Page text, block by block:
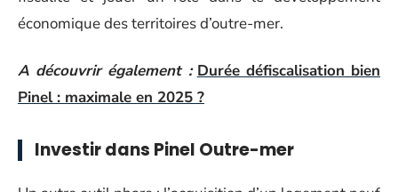
économique des territoires d’outre-mer.
A découvrir également : Durée défiscalisation bien
Pinel : maximale en 2025 ?
Investir dans Pinel Outre-mer